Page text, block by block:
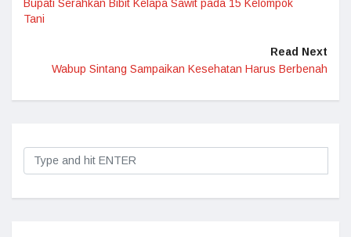
Bupati Serahkan Bibit Kelapa Sawit pada 15 Kelompok
Tani
Read Next
Wabup Sintang Sampaikan Kesehatan Harus Berbenah